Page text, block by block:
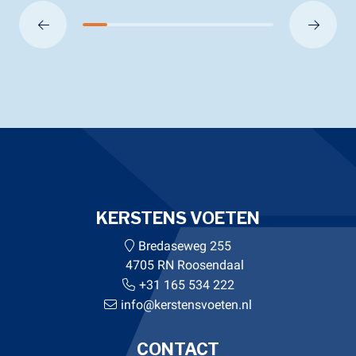
KERSTENS VOETEN
Bredaseweg 255
4705 RN Roosendaal
+31 165 534 222
info@kerstensvoeten.nl
CONTACT